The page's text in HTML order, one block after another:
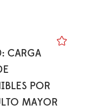
CARGA
POR
MAYOR